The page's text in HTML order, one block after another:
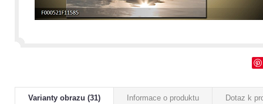
Varianty obrazu (31) Informace o produktu Dotaz k